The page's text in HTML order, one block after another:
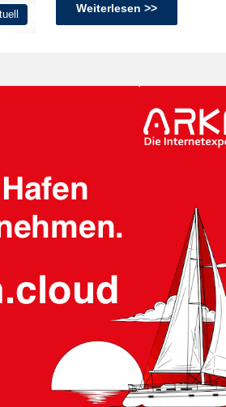
Weiterlesen >>